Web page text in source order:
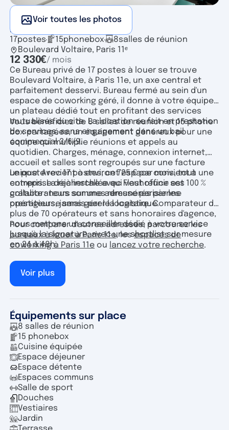
Voir toutes les photos
Bureau privé
17postes 15phonebox 8salles de réunion
Boulevard Voltaire, Paris 11ᵉ
12 330€/ mois
Ce Bureau privé de 17 postes à louer se trouve
Boulevard Voltaire, à Paris 11e, un axe central et
parfaitement desservi. Bureau fermé au sein d'un
espace de coworking géré, il donne à votre équipe
un plateau dédié tout en profitant des services
mutualisés du site. La location se fait en prestation
de services, sans engagement dans un bail
commercial 3/6/9.
Vous bénéficiez de 8 salles de réunion et 15 phone
box partagées, un équipement généreux pour une
équipe qui multiplie réunions et appels au
quotidien. Charges, ménage, connexion internet,
accueil et salles sont regroupés sur une facture
unique. Avec 17 postes, cet espace convient à une
entreprise déjà installée qui veut réunir ses
collaborateurs sur une adresse parisienne
prestigieuse sans gérer la logistique.
Le poste revient à environ 725 € par mois, tout
compris. La recherche avec Flashoffice est 100 %
gratuite : nous sommes rémunérés par les
opérateurs, jamais par le locataire. Comparateur de
plus de 70 opérateurs et sans honoraires d'agence,
nous mettons un conseiller dédié à votre service
jusqu'à la signature, avec une shortlist sur mesure
en 24 à 48h.
Pour comparer d'autres adresses, parcourez les
bureaux à louer à Paris 11e, lesespaces de
coworking à Paris 11e ou lancez votre recherche.
Voir plus
Équipements sur place
8 salles de réunion
15 phonebox
Cuisine équipée
Espace déjeuner
Espace détente
Espaces communs
Salle de sport
Douches
Vestiaires
Jardin